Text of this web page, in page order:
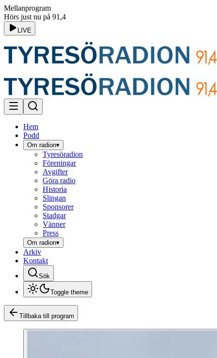
Mellanprogram
Hörs just nu på 91,4
LIVE
Hem
Podd
Om radion▾
Tyresöradion
Föreningar
Avgifter
Göra radio
Historia
Slingan
Sponsorer
Stadgar
Vänner
Press
Om radion▾
Arkiv
Kontakt
Sök
Toggle theme
Tillbaka till program